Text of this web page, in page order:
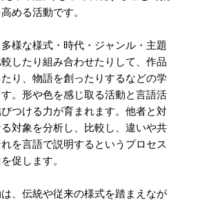
める活動です。
様な様式・時代・ジャンル・主題
したり組み合わせたりして、作品
り、物語を創ったりするなどの学
。形や色を感じ取る活動と言語活
つける力が育まれます。他者と対
対象を分析し、比較し、違いや共
を言語で説明するというプロセス
促します。
は、伝統や従来の様式を踏まえなが